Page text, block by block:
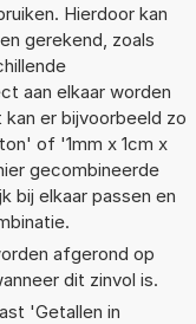
Hierdoor kan
gerekend, zoals
aan elkaar worden
er bijvoorbeeld zo
of '1mm x 1cm x
gecombineerde
bij elkaar passen en
afgerond op
dit zinvol is.
'Getallen in